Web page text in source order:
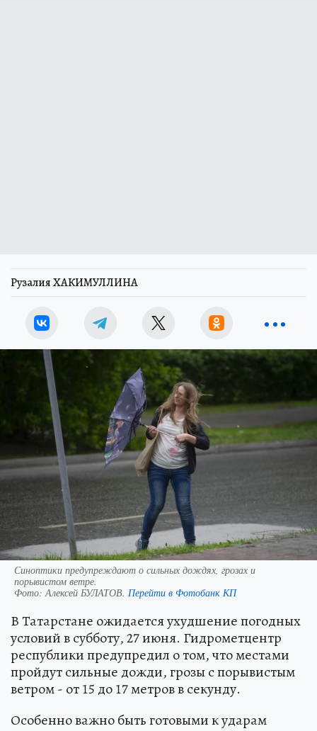
Рузалия ХАКИМУЛЛИНА
Синоптики предупреждают о сильных дождях, грозах и
порывистом ветре.
Фото: Алексей БУЛАТОВ. Перейти в Фотобанк КП
В Татарстане ожидается ухудшение погодных
условий в субботу, 27 июня. Гидрометцентр
республики предупредил о том, что местами
пройдут сильные дожди, грозы с порывистым
ветром - от 15 до 17 метров в секунду.
Особенно важно быть готовыми к ударам